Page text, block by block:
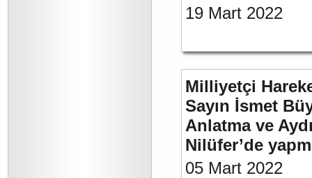
19 Mart 2022
Milliyetçi
Sayın İsmet
Anlatma ve
Nilüfer’de
05 Mart 2022